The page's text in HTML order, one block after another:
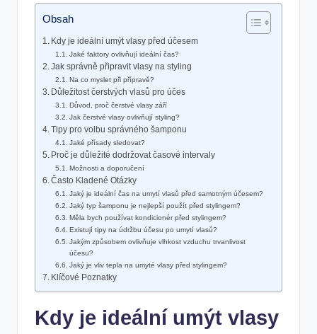
Obsah
Kdy je ideální umýt vlasy před účesem
Jaké faktory ovlivňují ideální čas?
Jak správně připravit vlasy na styling
Na co myslet při přípravě?
Důležitost čerstvých vlasů pro účes
Důvod, proč čerstvé vlasy září
Jak čerstvé vlasy ovlivňují styling?
Tipy pro volbu správného šamponu
Jaké přísady sledovat?
Proč je důležité dodržovat časové intervaly
Možnosti a doporučení
Často Kladené Otázky
Jaký je ideální čas na umytí vlasů před samotným účesem?
Jaký typ šamponu je nejlepší použít před stylingem?
Měla bych používat kondicionér před stylingem?
Existují tipy na údržbu účesu po umytí vlasů?
Jakým způsobem ovlivňuje vlhkost vzduchu trvanlivost
účesu?
Jaký je vliv tepla na umyté vlasy před stylingem?
Klíčové Poznatky
Kdy je ideální umýt vlasy